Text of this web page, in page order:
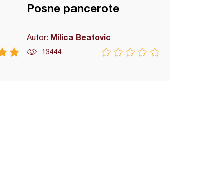
Posne pancerote
Autor: Milica Beatovic
13444